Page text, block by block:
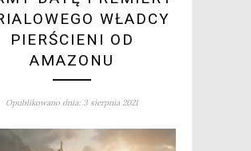
WŁADCY
PIERŚCIENI OD
AMAZONU
Opublikowano dnia: 3 sierpnia 2021